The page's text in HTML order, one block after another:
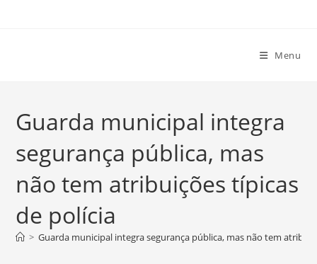
Menu
Guarda municipal integra
segurança pública, mas
não tem atribuições típicas
de polícia
> Guarda municipal integra segurança pública, mas não tem